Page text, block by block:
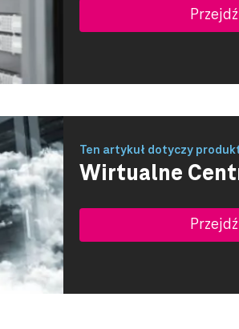
Ten artykuł dotyczy
Wirtualne